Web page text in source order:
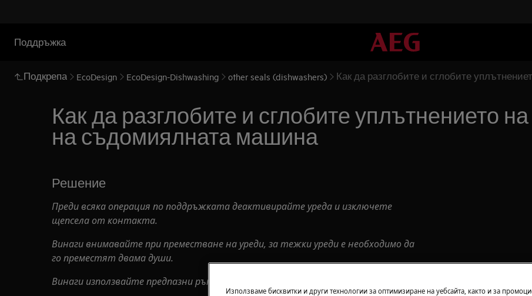
Поддръжка
Подкрепа EcoDesign EcoDesign-Dishwashing other seals (dishwashers) Как да разглобите и сглобите
Как да разглобите и сглобите уплътнението
на съдомиялната машина
Решение
Преди всяка операция по поддръжката деактивирайте уреда и изключете
щепсела от контакта.
Винаги внимавайте при преместване на уреди, за тежки уреди е необходимо да
го преместят двама души.
Винаги използвайте предпазни ръкавици и затворени обувки.
Използваме бисквитки и други технологии за оптимизиране на уебсайта, както и за